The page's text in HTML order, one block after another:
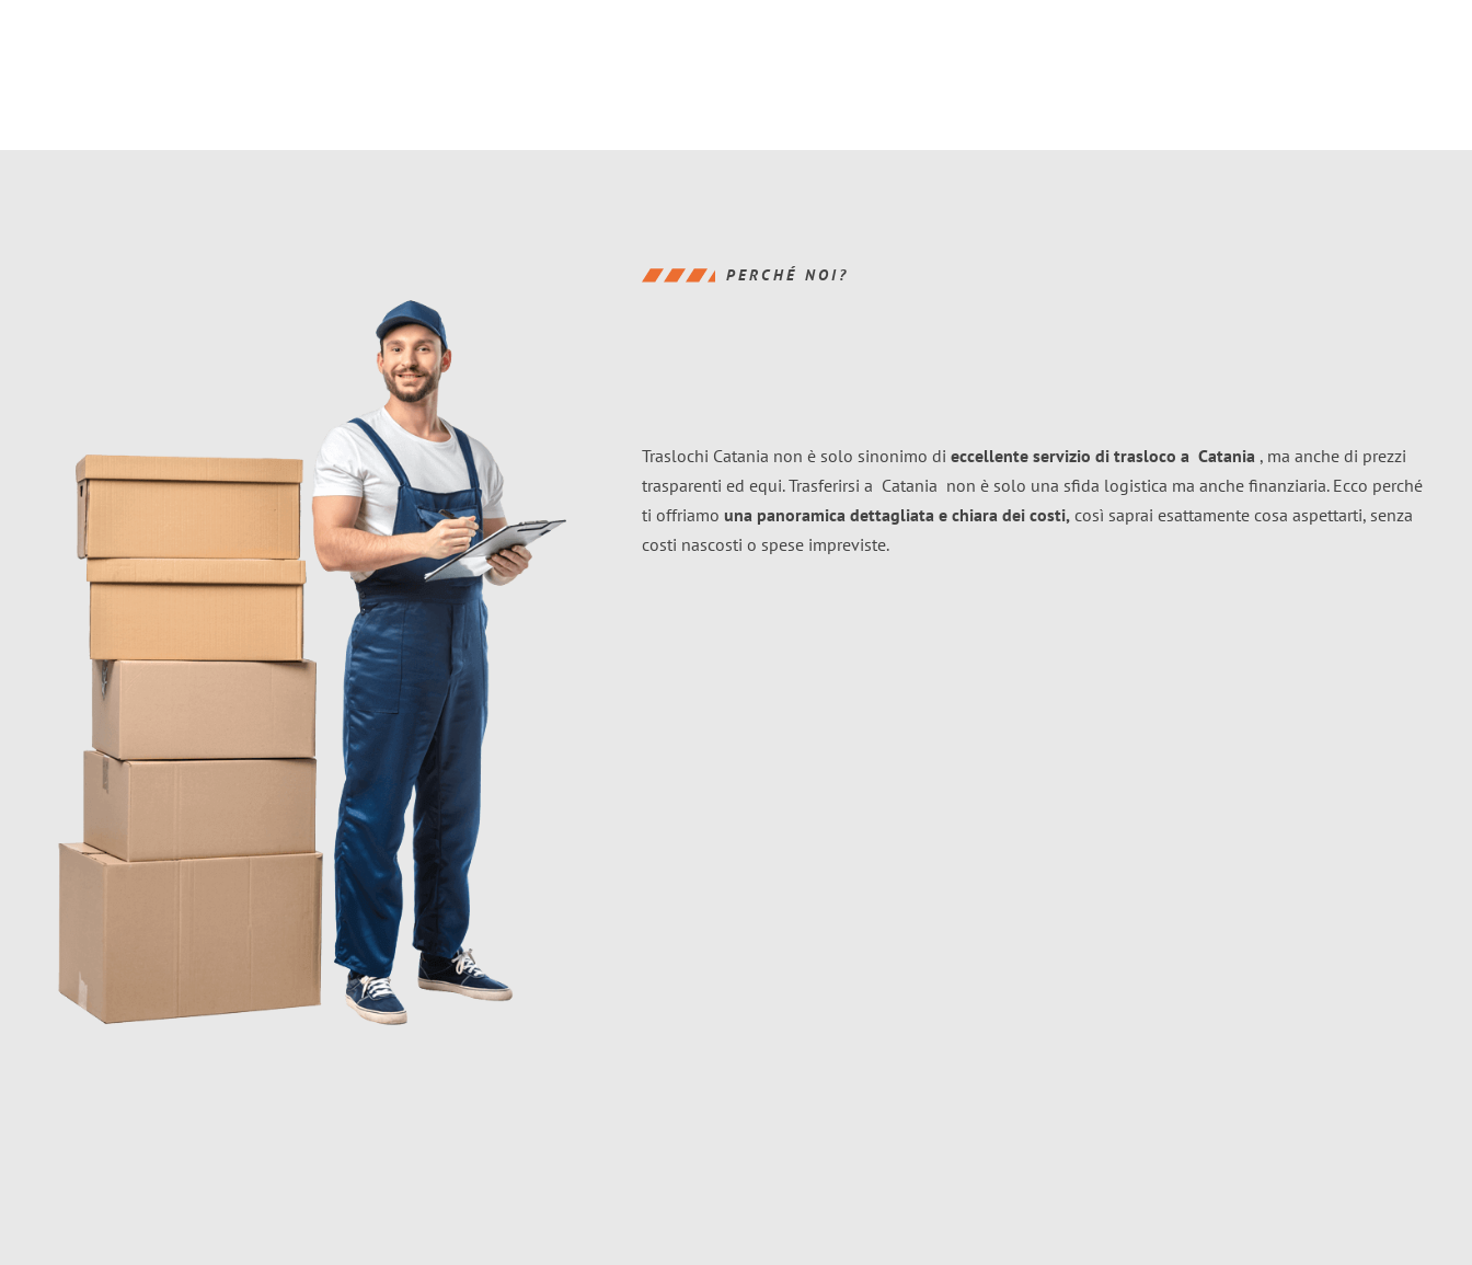
PERCHÉ NOI?
Traslochi Catania non è solo sinonimo di eccellente servizio di trasloco a Catania , ma anche di prezzi
trasparenti ed equi. Trasferirsi a Catania non è solo una sfida logistica ma anche finanziaria. Ecco perché
ti offriamo una panoramica dettagliata e chiara dei costi, così saprai esattamente cosa aspettarti, senza
costi nascosti o spese impreviste.